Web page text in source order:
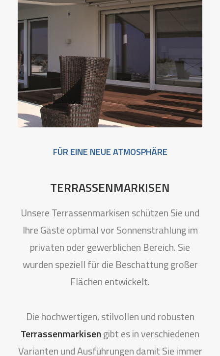
FÜR EINE NEUE ATMOSPHÄRE
TERRASSENMARKISEN
Unsere Terrassenmarkisen schützen Sie und
Ihre Gäste optimal vor Sonnenstrahlung im
privaten oder gewerblichen Bereich. Sie
wurden speziell für die Beschattung großer
Flächen entwickelt.
Die hochwertigen, stilvollen und robusten
Terrassenmarkisengibt es in verschiedenen
Varianten und Ausführungen damit Sie immer